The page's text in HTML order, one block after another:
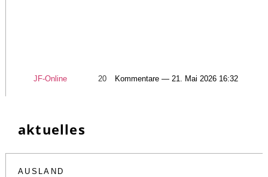
JF-Online 20 Kommentare — 21. Mai 2026 16:32
aktuelles
AUSLAND